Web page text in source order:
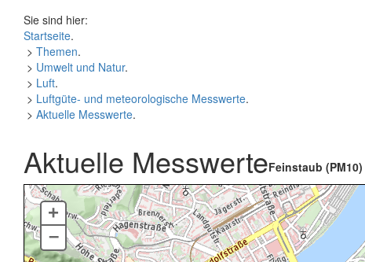
Sie sind hier:
Startseite.
> Themen.
> Umwelt und Natur.
> Luft.
> Luftgüte- und meteorologische Messwerte.
> Aktuelle Messwerte.
Aktuelle MesswerteFeinstaub (PM10)
+
–